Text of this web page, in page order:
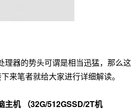
理器的势头可谓是相当迅猛，那么这
来笔者就给大家进行详细解读。
机 （32G/512GSSD/2T机